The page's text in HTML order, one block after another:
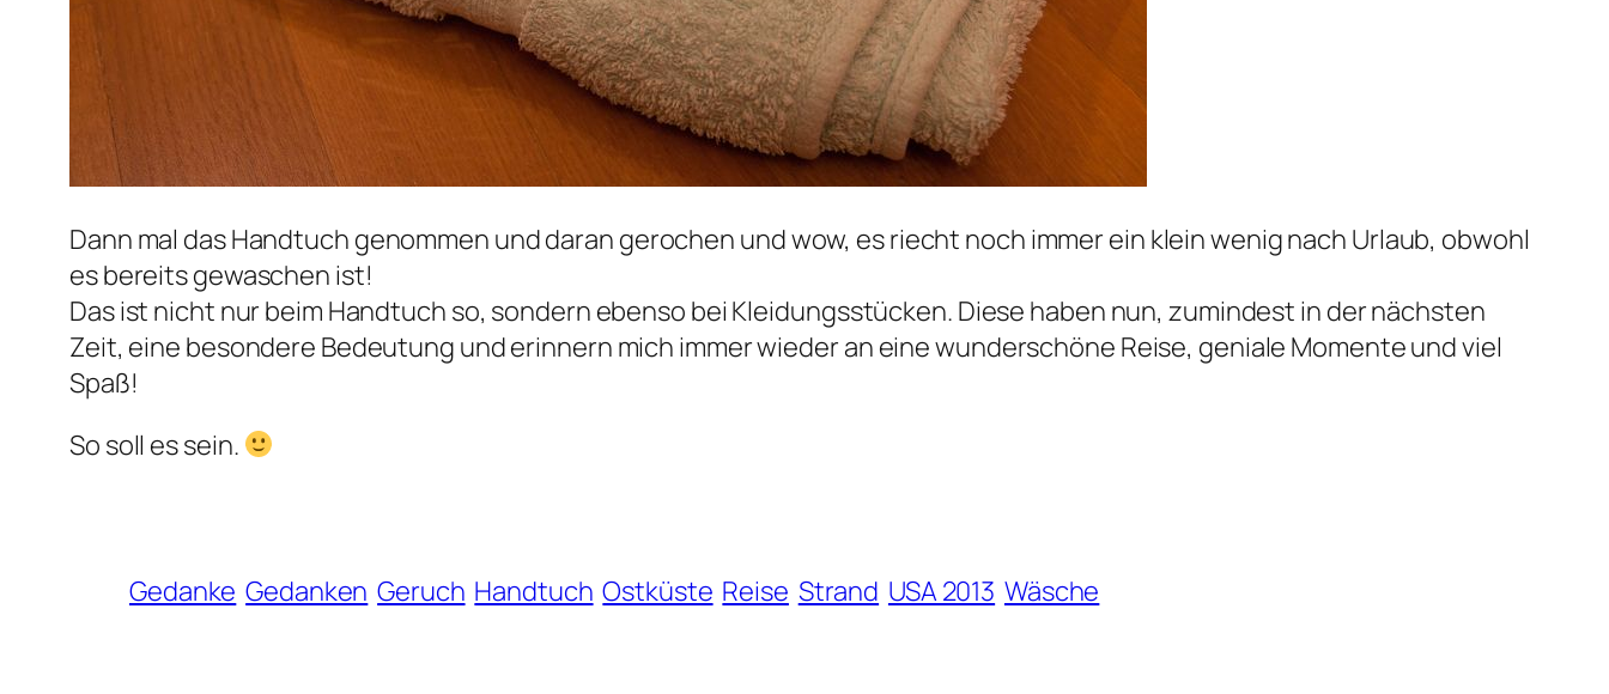
Dann mal das Handtuch genommen und daran gerochen und wow, es riecht noch immer ein klein wenig nach Urlaub, obwohl
es bereits gewaschen ist!
Das ist nicht nur beim Handtuch so, sondern ebenso bei Kleidungsstücken. Diese haben nun, zumindest in der nächsten
Zeit, eine besondere Bedeutung und erinnern mich immer wieder an eine wunderschöne Reise, geniale Momente und viel
Spaß!
So soll es sein.
Gedanke Gedanken Geruch Handtuch Ostküste Reise Strand USA 2013 Wäsche